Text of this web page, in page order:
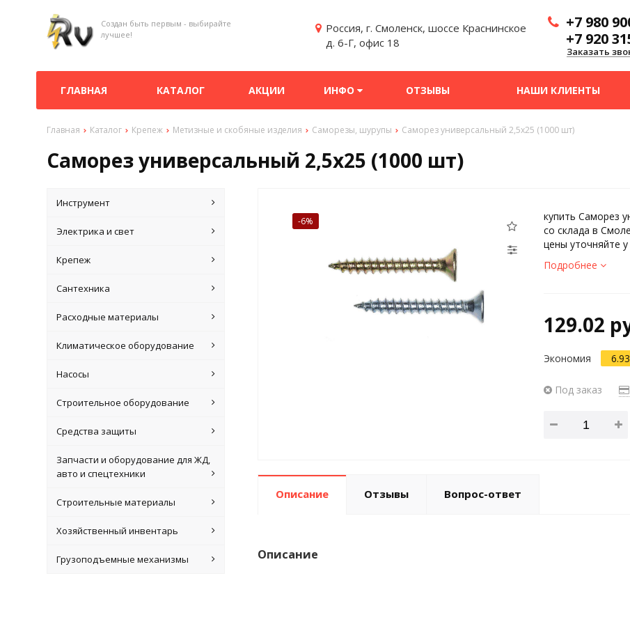
Создан быть первым - выбирайте
лучшее!
Россия, г. Смоленск, шоссе Краснинское
д. 6-Г, офис 18
+7 980
+7 920
Заказать
ГЛАВНАЯ КАТАЛОГ АКЦИИ ИНФО ОТЗЫВЫ НАШИ КЛИЕНТЫ
Главная Каталог Крепеж Метизные и скобяные изделия Саморезы, шурупы Саморез универсальный 2,5х25 (1000 шт)
Саморез универсальный 2,5х25 (1000 шт)
Инструмент
Электрика и свет
Крепеж
Сантехника
Расходные материалы
Климатическое оборудование
Насосы
Строительное оборудование
Средства защиты
Запчасти и оборудование для ЖД,
авто и спецтехники
Строительные материалы
Хозяйственный инвентарь
Грузоподъемные механизмы
-6%
купить Саморез
со склада в
цены уточняйте
Подробнее
129.02
Экономия
Под заказ
Описание Отзывы Вопрос-ответ
Описание